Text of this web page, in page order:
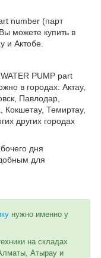
number (парт
можете купить в
и Актобе.
PUMP part
в городах: Актау,
Павлодар,
Темиртау,
других городах
дня
для
нужно именно у
на складах
Атырау и